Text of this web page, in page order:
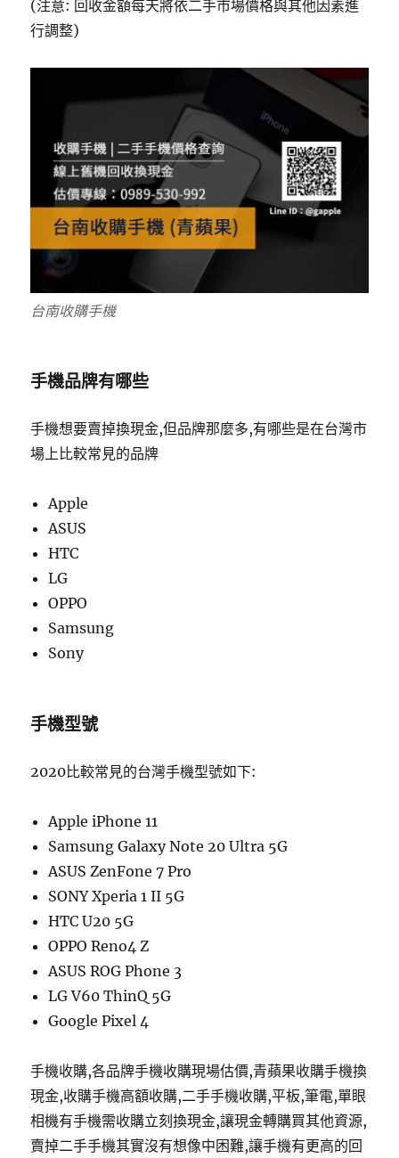
(注意: 回收金額每天將依二手市場價格與其他因素進
行調整)
台南收購手機
手機品牌有哪些
手機想要賣掉換現金,但品牌那麼多,有哪些是在台灣市
場上比較常見的品牌
Apple
ASUS
HTC
LG
OPPO
Samsung
Sony
手機型號
2020比較常見的台灣手機型號如下:
Apple iPhone 11
Samsung Galaxy Note 20 Ultra 5G
ASUS ZenFone 7 Pro
SONY Xperia 1 II 5G
HTC U20 5G
OPPO Reno4 Z
ASUS ROG Phone 3
LG V60 ThinQ 5G
Google Pixel 4
手機收購,各品牌手機收購現場估價,青蘋果收購手機換
現金,收購手機高額收購,二手手機收購,平板,筆電,單眼
相機有手機需收購立刻換現金,讓現金轉購買其他資源,
賣掉二手手機其實沒有想像中困難,讓手機有更高的回